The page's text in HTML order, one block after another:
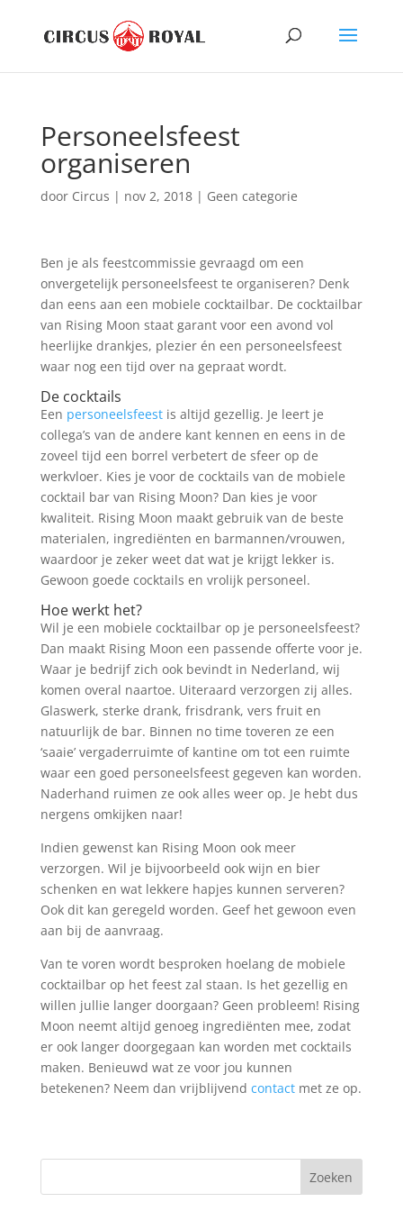
Personeelsfeest
organiseren
door Circus | nov 2, 2018| Geen categorie
Ben je als feestcommissie gevraagd om een
onvergetelijk personeelsfeest te organiseren? Denk
dan eens aan een mobiele cocktailbar. De cocktailbar
van Rising Moon staat garant voor een avond vol
heerlijke drankjes, plezier én een personeelsfeest
waar nog een tijd over na gepraat wordt.
De cocktails
Een personeelsfeestis altijd gezellig. Je leert je
collega’s van de andere kant kennen en eens in de
zoveel tijd een borrel verbetert de sfeer op de
werkvloer. Kies je voor de cocktails van de mobiele
cocktail bar van Rising Moon? Dan kies je voor
kwaliteit. Rising Moon maakt gebruik van de beste
materialen, ingrediënten en barmannen/vrouwen,
waardoor je zeker weet dat wat je krijgt lekker is.
Gewoon goede cocktails en vrolijk personeel.
Hoe werkt het?
Wil je een mobiele cocktailbar op je personeelsfeest?
Dan maakt Rising Moon een passende offerte voor je.
Waar je bedrijf zich ook bevindt in Nederland, wij
komen overal naartoe. Uiteraard verzorgen zij alles.
Glaswerk, sterke drank, frisdrank, vers fruit en
natuurlijk de bar. Binnen no time toveren ze een
‘saaie’ vergaderruimte of kantine om tot een ruimte
waar een goed personeelsfeest gegeven kan worden.
Naderhand ruimen ze ook alles weer op. Je hebt dus
nergens omkijken naar!
Indien gewenst kan Rising Moon ook meer
verzorgen. Wil je bijvoorbeeld ook wijn en bier
schenken en wat lekkere hapjes kunnen serveren?
Ook dit kan geregeld worden. Geef het gewoon even
aan bij de aanvraag.
Van te voren wordt besproken hoelang de mobiele
cocktailbar op het feest zal staan. Is het gezellig en
willen jullie langer doorgaan? Geen probleem! Rising
Moon neemt altijd genoeg ingrediënten mee, zodat
er ook langer doorgegaan kan worden met cocktails
maken. Benieuwd wat ze voor jou kunnen
betekenen? Neem dan vrijblijvend contactmet ze op.